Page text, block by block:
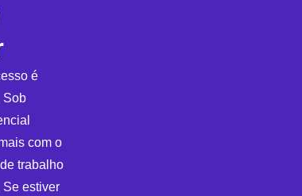
é
Sob
com o
trabalho
Se estiver